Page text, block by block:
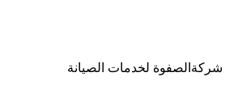
شركةالصفوة لخدمات الصيانة